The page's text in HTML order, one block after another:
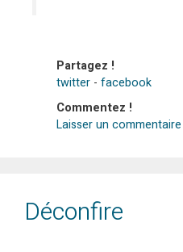
Partagez !
twitter - facebook
Commentez !
Laisser un commentaire
Déconfire